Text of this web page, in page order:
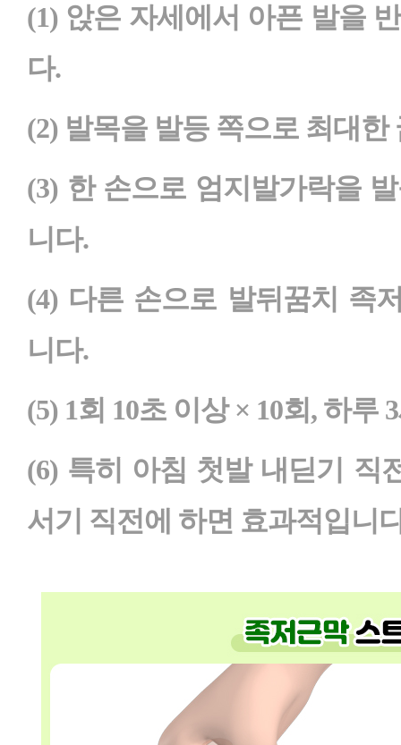
(1) 앉은 자세에서 아픈 발을
다.
(2) 발목을 발등 쪽으로 최대한
(3) 한 손으로 엄지발가락을
니다.
(4) 다른 손으로 발뒤꿈치 족
니다.
(5) 1회 10초 이상 × 10회, 하루
(6) 특히 아침 첫발 내딛기 직
서기 직전에 하면 효과적입니